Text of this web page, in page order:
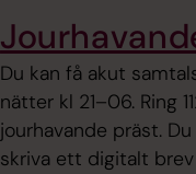
Du kan få akut
nätter kl 21–06. Ring
jourhavande präst.
skriva ett digitalt